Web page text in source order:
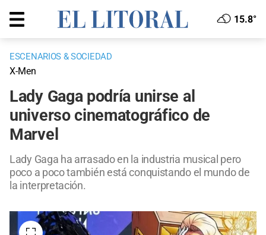
15.8°
ESCENARIOS & SOCIEDAD
X-Men
Lady Gaga podría unirse al
universo cinematográfico de
Marvel
Lady Gaga ha arrasado en la industria musical pero
poco a poco también está conquistando el mundo de
la interpretación.